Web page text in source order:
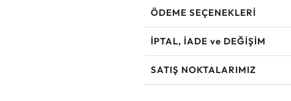
ÖDEME SEÇENEKLERİ
İPTAL, İADE ve DEĞİŞİM
SATIŞ NOKTALARIMIZ